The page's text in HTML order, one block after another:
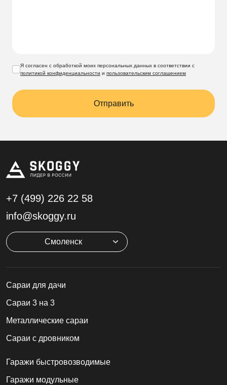
Я согласен с обработкой моих персональных данных в соответствии с
политикой конфиденциальности и пользовательским соглашением
Отправить
+7 (499) 226 22 58
info@skoggy.ru
Смоленск
Cараи для дачи
Сараи 3 на 3
Металлические сараи
Сараи с дровником
Гаражи быстровозводимые
Гаражи модульные